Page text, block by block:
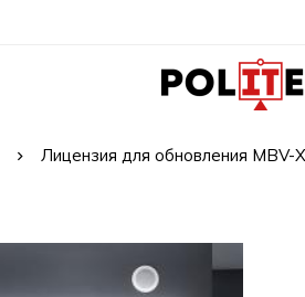
Лицензия для обновления MBV-